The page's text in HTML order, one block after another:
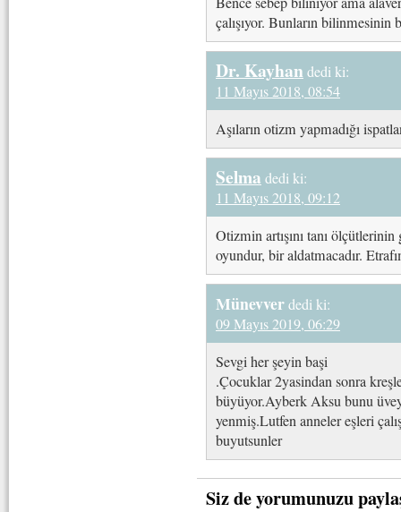
çalışıyor. Bunların
Dr. Kayhan dedi ki:
11 Mayıs 2018, 08:54
Aşıların otizm yapmadığı
Selma dedi ki:
11 Mayıs 2018, 09:12
Otizmin artışını tanı
oyundur, bir aldatmacadır.
Münevverdedi ki:
09 Mayıs 2019, 06:29
Sevgi her şeyin başi
.Çocuklar 2yasindan sonra
büyüyor.Ayberk Aksu bunu
yenmiş.Lutfen anneler eşleri
buyutsunler
Siz de yorumunuzu